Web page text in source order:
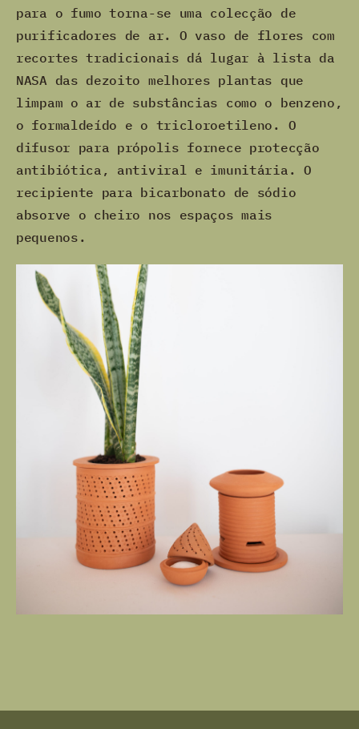
para o fumo torna-se uma colecção de
purificadores de ar. O vaso de flores com
recortes tradicionais dá lugar à lista da
NASA das dezoito melhores plantas que
limpam o ar de substâncias como o benzeno,
o formaldeído e o tricloroetileno. O
difusor para própolis fornece protecção
antibiótica, antiviral e imunitária. O
recipiente para bicarbonato de sódio
absorve o cheiro nos espaços mais
pequenos.